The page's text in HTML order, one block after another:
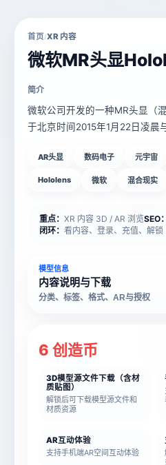
首页/XR 内容
微软MR头显
简介
微软公司开发的一种MR头显（
于北京时间2015年1月22日凌晨
AR头显 数码电子 元宇宙
Hololens 微软 混合现实
重点： XR 内容 3D / AR 浏览SEO：
闭环： 看内容、登录、充值、解锁
模型信息
内容说明与下载
分类、标签、格式、AR与授权
6 创造币
3D模型源文件下载（含材
质贴图）
解锁后可下载模型源文件和
材质资源
AR互动体验
支持手机端AR空间互动体验